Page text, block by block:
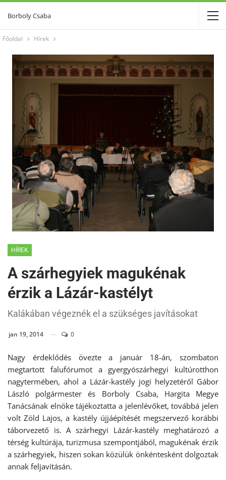
Borboly Csaba
Főoldal Hírek
HÍREK
A szárhegyiek magukénak
érzik a Lázár-kastélyt
Kalákában végeznék el a szükséges javításokat
jan 19, 2014 0
Nagy érdeklődés övezte a január 18-án, szombaton
megtartott falufórumot a gyergyószárhegyi kultúrotthon
nagytermében, ahol a Lázár-kastély jogi helyzetéről Gábor
László polgármester és Borboly Csaba, Hargita Megye
Tanácsának elnöke tájékoztatta a jelenlévőket, továbbá jelen
volt Zöld Lajos, a kastély újjáépítését megszervező korábbi
táborvezető is. A szárhegyi Lázár-kastély meghatározó a
térség kultúrája, turizmusa szempontjából, magukénak érzik
a szárhegyiek, hiszen sokan közülük önkéntesként dolgoztak
annak feljavításán.